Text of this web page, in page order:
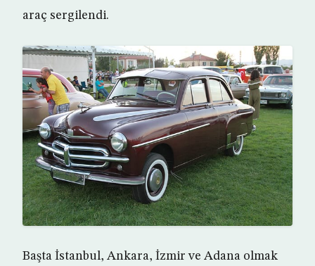
araç sergilendi.
Başta İstanbul, Ankara, İzmir ve Adana olmak